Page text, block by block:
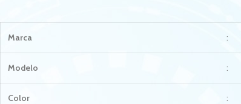
Marca :
Modelo :
Color :